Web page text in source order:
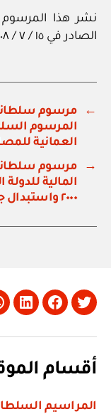
الصادر في ١٥ / ٧ / ٢٠٠٨م.
←
العمانية
→
٢٠٠٠ واستبدال جدولي الدرجات والرواتب المرفقين به
Twitter
Facebook
أقسام
المراسيم